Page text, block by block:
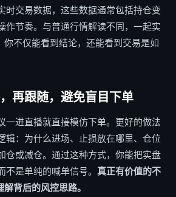
时交易数据，这些数据通常包括持仓变
作节奏。与普通行情解读不同，一起实
你不仅能看到结论，还能看到交易是如
再跟随，避免盲目下单
一进直播就直接模仿下单。更好的做法
辑：为什么进场、止损放在哪里、仓位
仓或减仓。通过这种方式，你能把实盘
是单纯的喊单信号。 真正有价值的不
背后的风控思路。